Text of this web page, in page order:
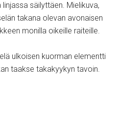
säilyttäen. Mielikuva,
takana olevan avonaisen
monilla oikeille raiteille.
ulkoisen kuorman elementti
taakse takakyykyn tavoin.